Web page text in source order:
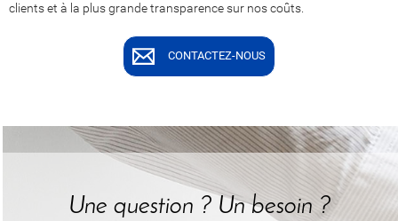
clients et à la plus grande transparence sur nos coûts.
CONTACTEZ-NOUS
Une question ? Un besoin ?